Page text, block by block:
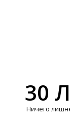
30
Ничего